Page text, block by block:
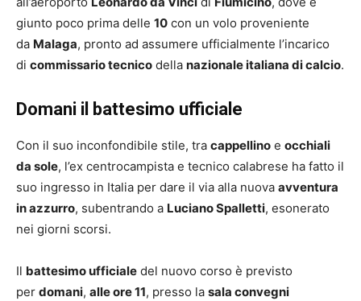
giunto poco prima delle 10 con un volo proveniente
da Malaga, pronto ad assumere ufficialmente l’incarico
di commissario tecnico della nazionale italiana di calcio.
Domani il battesimo ufficiale
Con il suo inconfondibile stile, tra cappellino e occhiali
da sole, l’ex centrocampista e tecnico calabrese ha fatto il
suo ingresso in Italia per dare il via alla nuova avventura
in azzurro, subentrando a Luciano Spalletti, esonerato
nei giorni scorsi.
Il battesimo ufficiale del nuovo corso è previsto
per domani, alle ore 11, presso la sala convegni